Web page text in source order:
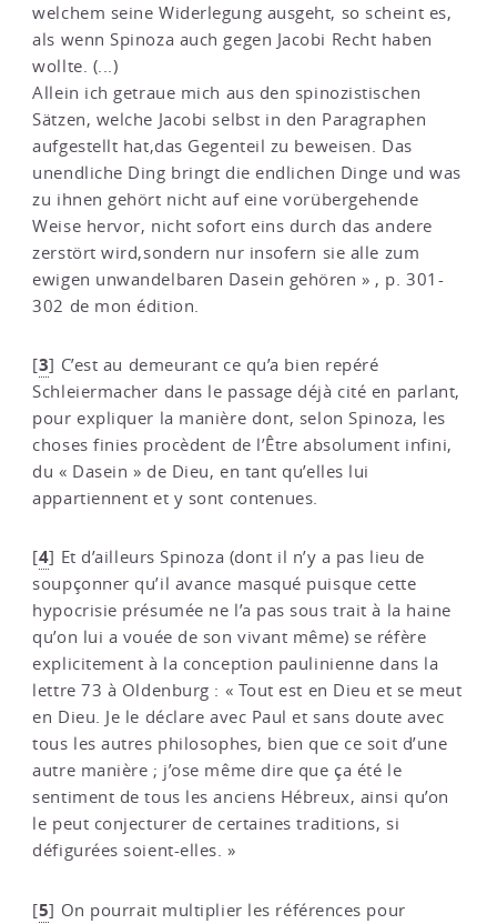
welchem seine Widerlegung ausgeht, so scheint es,
als wenn Spinoza auch gegen Jacobi Recht haben
wollte. (...)
Allein ich getraue mich aus den spinozistischen
Sätzen, welche Jacobi selbst in den Paragraphen
aufgestellt hat,das Gegenteil zu beweisen. Das
unendliche Ding bringt die endlichen Dinge und was
zu ihnen gehört nicht auf eine vorübergehende
Weise hervor, nicht sofort eins durch das andere
zerstört wird,sondern nur insofern sie alle zum
ewigen unwandelbaren Dasein gehören » , p. 301-
302 de mon édition.
[3] C’est au demeurant ce qu’a bien repéré
Schleiermacher dans le passage déjà cité en parlant,
pour expliquer la manière dont, selon Spinoza, les
choses finies procèdent de l’Être absolument infini,
du « Dasein » de Dieu, en tant qu’elles lui
appartiennent et y sont contenues.
[4] Et d’ailleurs Spinoza (dont il n’y a pas lieu de
soupçonner qu’il avance masqué puisque cette
hypocrisie présumée ne l’a pas sous trait à la haine
qu’on lui a vouée de son vivant même) se réfère
explicitement à la conception paulinienne dans la
lettre 73 à Oldenburg : « Tout est en Dieu et se meut
en Dieu. Je le déclare avec Paul et sans doute avec
tous les autres philosophes, bien que ce soit d’une
autre manière ; j’ose même dire que ça été le
sentiment de tous les anciens Hébreux, ainsi qu’on
le peut conjecturer de certaines traditions, si
défigurées soient-elles. »
[5] On pourrait multiplier les références pour